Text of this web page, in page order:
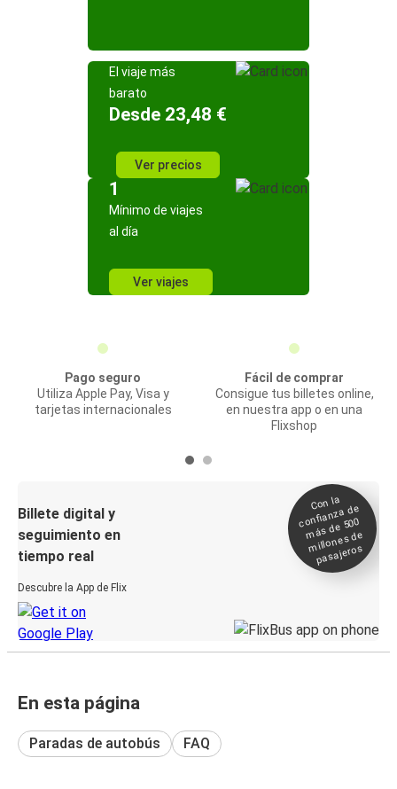
El viaje más
barato
Desde 23,48 €
Ver precios
1
Mínimo de viajes
al día
Ver viajes
Pago seguro
Utiliza Apple Pay, Visa y
tarjetas internacionales
Fácil de comprar
Consigue tus billetes online,
en nuestra app o en una
Flixshop
Billete digital y
seguimiento en
tiempo real
Descubre la App de Flix
Con la
confianza de
más de 500
millones de
pasajeros
En esta página
Paradas de autobús FAQ